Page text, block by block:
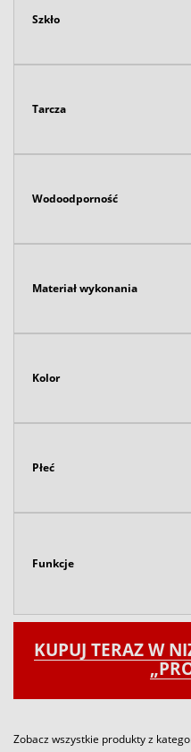
Szkło
Tarcza
Wodoodporność
Materiał wykonania
Kolor
Płeć
Funkcje
KUPUJ TERAZ W
Zobacz wszystkie produkty z